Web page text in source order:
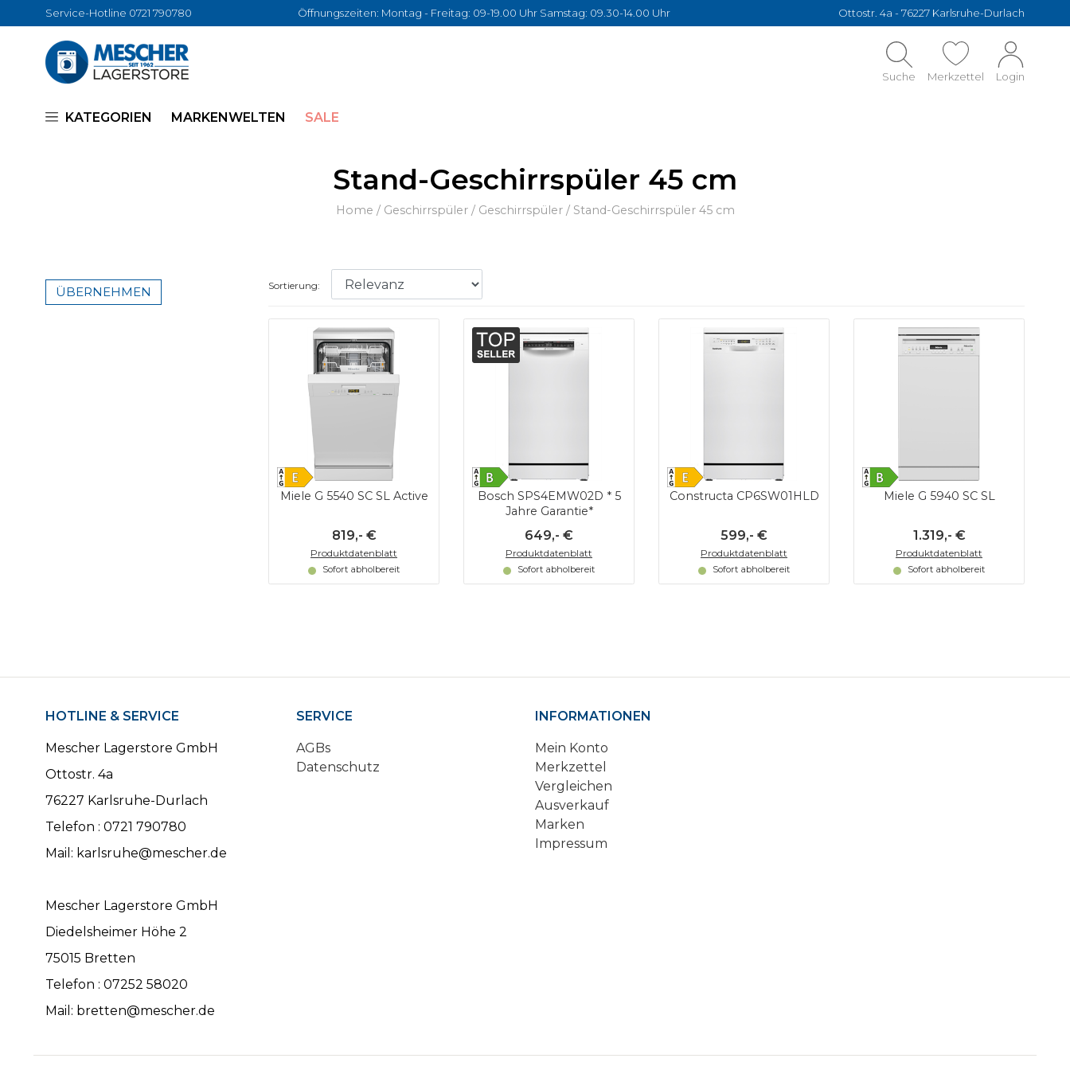
Service-Hotline 0721 790780 Öffnungszeiten: Montag - Freitag: 09-19.00 Uhr Samstag: 09.30-14.00 Uhr Ottostr. 4a - 76227 Karlsruhe-Durlach
Suche Merkzettel Login
KATEGORIEN MARKENWELTEN SALE
Stand-Geschirrspüler 45 cm
Home / Geschirrspüler/ Geschirrspüler/ Stand-Geschirrspüler 45 cm
ÜBERNEHMEN Sortierung:
Miele G 5540 SC SL Active
819,- €
Produktdatenblatt
Sofort abholbereit
Bosch SPS4EMW02D * 5
Jahre Garantie*
649,- €
Produktdatenblatt
Sofort abholbereit
Constructa CP6SW01HLD
599,- €
Produktdatenblatt
Sofort abholbereit
Miele G 5940 SC SL
1.319,- €
Produktdatenblatt
Sofort abholbereit
HOTLINE & SERVICE
Mescher Lagerstore GmbH
Ottostr. 4a
76227 Karlsruhe-Durlach
Telefon : 0721 790780
Mail: karlsruhe@mescher.de
Mescher Lagerstore GmbH
Diedelsheimer Höhe 2
75015 Bretten
Telefon : 07252 58020
Mail: bretten@mescher.de
SERVICE
AGBs
Datenschutz
INFORMATIONEN
Mein Konto
Merkzettel
Vergleichen
Ausverkauf
Marken
Impressum